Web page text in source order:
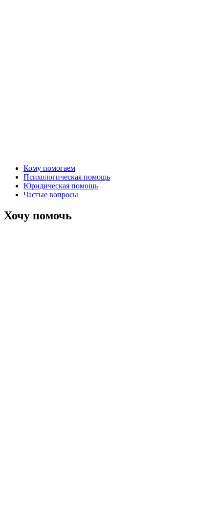
Кому помогаем
Психологическая помощь
Юридическая помощь
Частые вопросы
Хочу помочь